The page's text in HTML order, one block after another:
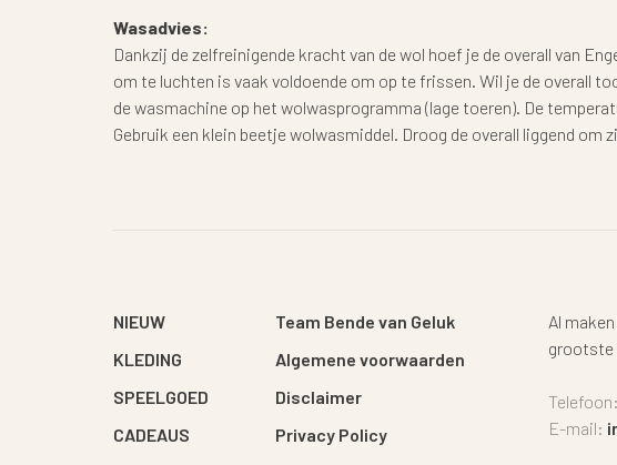
Wasadvies:
Dankzij de zelfreinigende kracht van de wol hoef je de overall van
om te luchten is vaak voldoende om op te frissen. Wil je de overall
de wasmachine op het wolwasprogramma (lage toeren). De
Gebruik een klein beetje wolwasmiddel. Droog de overall liggend om
NIEUW
KLEDING
SPEELGOED
CADEAUS
Team Bende van Geluk
Algemene voorwaarden
Disclaimer
Privacy Policy
Al
grootste
Telefoon:
E-mail: